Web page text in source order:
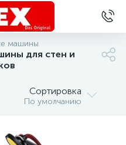
машины
для стен и
Сортировка
По умолчанию